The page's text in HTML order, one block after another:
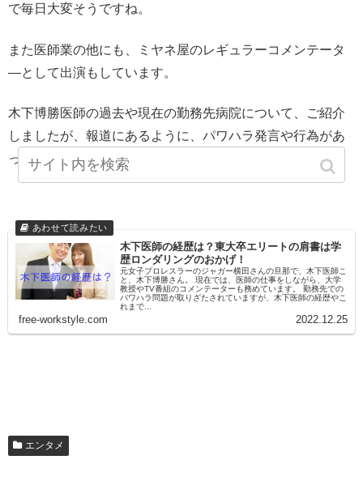
で毎日大変そうですね。
また医師業の他にも、ミヤネ屋のレギュラーコメンテータ
―として出演もしています。
木下博勝医師の過去や現在の勤務先病院について、ご紹介
しましたが、報道にあるように、パワハラ発言や行為があ
ったのか、気になります！
木下医師の経歴は？東大卒エリートの肩書は学
歴ロンダリングのおかげ！
元女子プロレスラーのジャガー横田さんの旦那で、木下医師こ
と、木下博勝さん。 現在では、医師の仕事をしながら、大学
教授やTV番組のコメンテーターも務めています。 勤務先での
パワハラ問題が取りざたされていますが、木下医師の経歴やこ
れまで...
free-workstyle.com 2022.12.25
エンタメ